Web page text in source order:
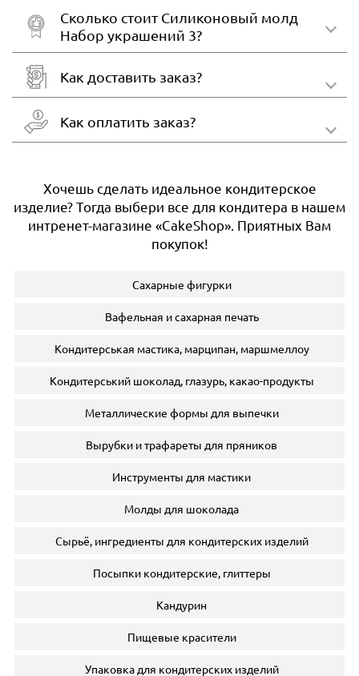
Сколько стоит Силиконовый молд
Набор украшений 3?
Как доставить заказ?
Как оплатить заказ?
Хочешь сделать идеальное кондитерское
изделие? Тогда выбери все для кондитера в нашем
интренет-магазине «CakeShop». Приятных Вам
покупок!
Сахарные фигурки
Вафельная и сахарная печать
Кондитерськая мастика, марципан, маршмеллоу
Кондитерський шоколад, глазурь, какао-продукты
Металлические формы для выпечки
Вырубки и трафареты для пряников
Инструменты для мастики
Молды для шоколада
Сырьё, ингредиенты для кондитерских изделий
Посыпки кондитерские, глиттеры
Кандурин
Пищевые красители
Упаковка для кондитерских изделий